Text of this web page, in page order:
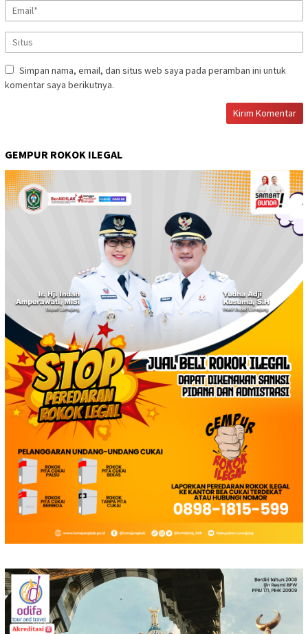
Simpan nama, email, dan situs web saya pada peramban ini untuk
komentar saya berikutnya.
GEMPUR ROKOK ILEGAL